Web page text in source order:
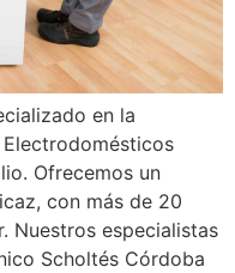
en la
Ofrecemos un
con más de 20
Nuestros especialistas
Scholtés Córdoba